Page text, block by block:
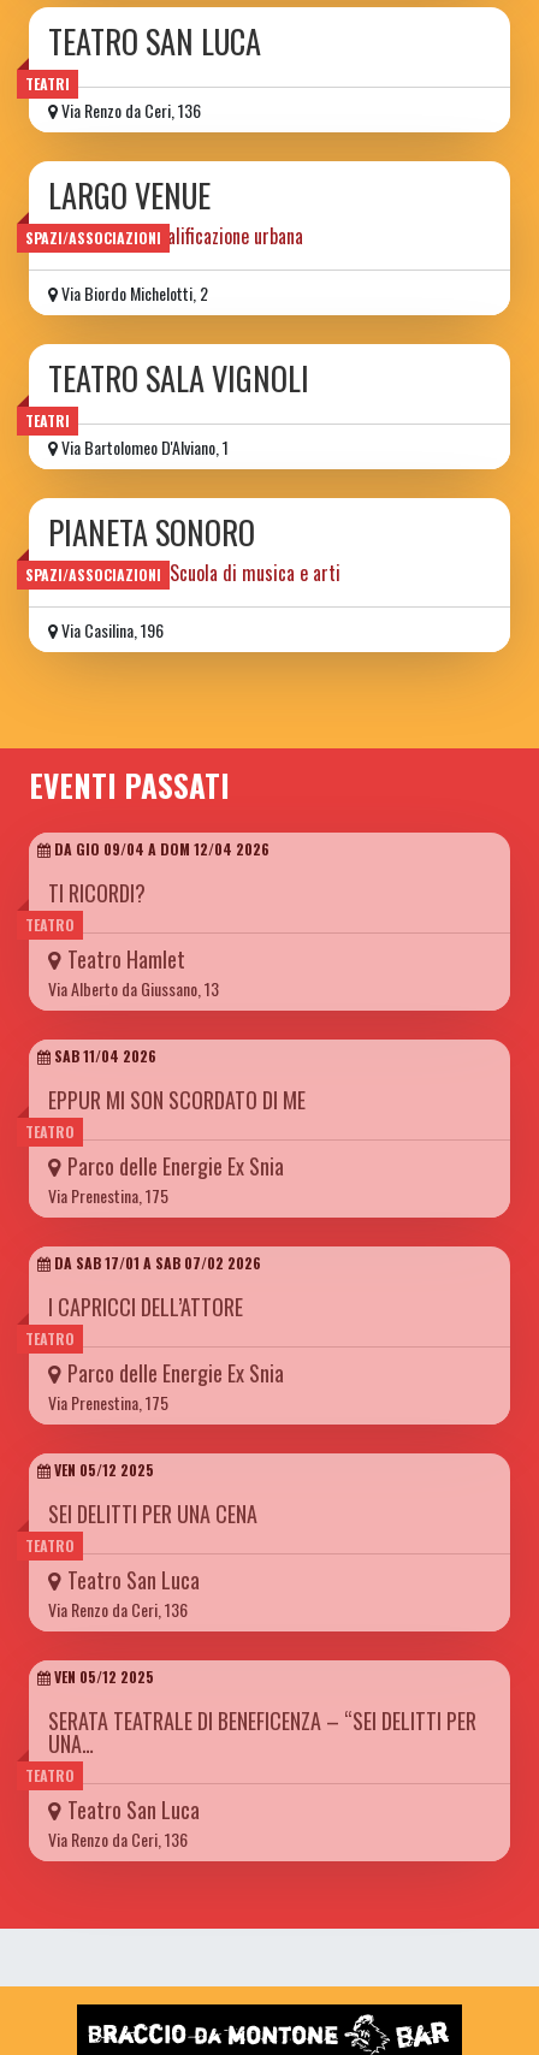
TEATRI
TEATRO SAN LUCA
Via Renzo da Ceri, 136
SPAZI/ASSOCIAZIONI
LARGO VENUE
progetto di riqualificazione urbana
Via Biordo Michelotti, 2
TEATRI
TEATRO SALA VIGNOLI
Via Bartolomeo D'Alviano, 1
SPAZI/ASSOCIAZIONI
PIANETA SONORO
Spazio sociale e Scuola di musica e arti
Via Casilina, 196
EVENTI PASSATI
TEATRO
DA GIO 09/04 A DOM 12/04 2026
TI RICORDI?
Teatro Hamlet
Via Alberto da Giussano, 13
TEATRO
SAB 11/04 2026
EPPUR MI SON SCORDATO DI ME
Parco delle Energie Ex Snia
Via Prenestina, 175
TEATRO
DA SAB 17/01 A SAB 07/02 2026
I CAPRICCI DELL’ATTORE
Parco delle Energie Ex Snia
Via Prenestina, 175
TEATRO
VEN 05/12 2025
SEI DELITTI PER UNA CENA
Teatro San Luca
Via Renzo da Ceri, 136
TEATRO
VEN 05/12 2025
SERATA TEATRALE DI BENEFICENZA – “SEI DELITTI PER
UNA…
Teatro San Luca
Via Renzo da Ceri, 136